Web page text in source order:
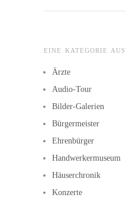
EINE KATEGORIE
Ärzte
Audio-Tour
Bilder-Galerien
Bürgermeister
Ehrenbürger
Handwerkermuseum
Häuserchronik
Konzerte